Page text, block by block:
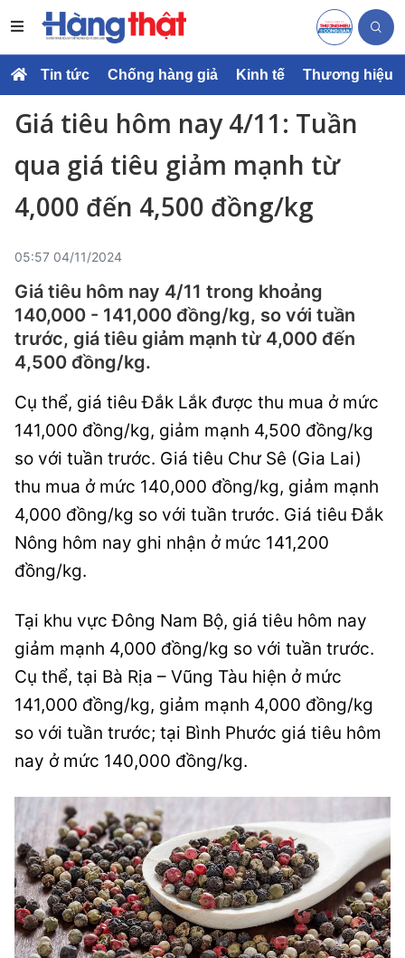
Tin tức Chống hàng giả Kinh tế Thương hiệu
Giá tiêu hôm nay 4/11: Tuần
qua giá tiêu giảm mạnh từ
4,000 đến 4,500 đồng/kg
05:57 04/11/2024
Giá tiêu hôm nay 4/11 trong khoảng
140,000 - 141,000 đồng/kg, so với tuần
trước, giá tiêu giảm mạnh từ 4,000 đến
4,500 đồng/kg.
Cụ thể, giá tiêu Đắk Lắk được thu mua ở mức
141,000 đồng/kg, giảm mạnh 4,500 đồng/kg
so với tuần trước. Giá tiêu Chư Sê (Gia Lai)
thu mua ở mức 140,000 đồng/kg, giảm mạnh
4,000 đồng/kg so với tuần trước. Giá tiêu Đắk
Nông hôm nay ghi nhận ở mức 141,200
đồng/kg.
Tại khu vực Đông Nam Bộ, giá tiêu hôm nay
giảm mạnh 4,000 đồng/kg so với tuần trước.
Cụ thể, tại Bà Rịa – Vũng Tàu hiện ở mức
141,000 đồng/kg, giảm mạnh 4,000 đồng/kg
so với tuần trước; tại Bình Phước giá tiêu hôm
nay ở mức 140,000 đồng/kg.